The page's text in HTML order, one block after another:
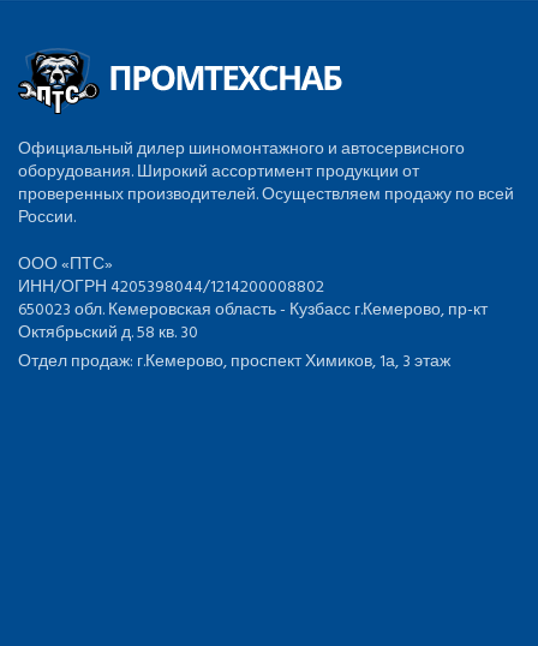
Официальный дилер шиномонтажного и автосервисного
оборудования. Широкий ассортимент продукции от
проверенных производителей. Осуществляем продажу по всей
России.
ООО «ПТС»
ИНН/ОГРН 4205398044/1214200008802
650023 обл. Кемеровская область - Кузбасс г.Кемерово, пр-кт
Октябрьский д. 58 кв. 30
Отдел продаж: г.Кемерово, проспект Химиков, 1а, 3 этаж